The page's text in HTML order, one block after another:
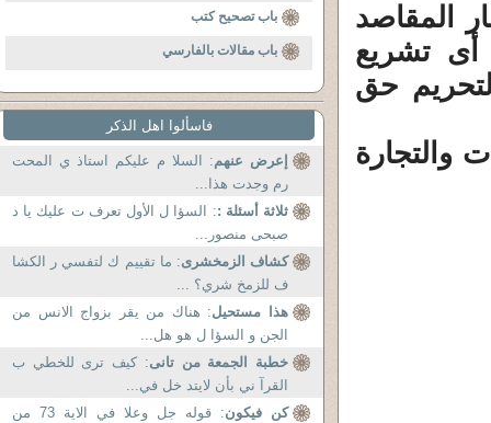
المقاصد
أى تشريع
حق
والتجارة
باب تصحيح كتب
باب مقالات بالفارسي
فاسألوا اهل الذكر
إعرض عنهم: السلا م عليكم استاذ ي المحت
رم وجدت هذا...
ثلاثة أسئلة :: السؤا ل الأول تعرف ت عليك يا د
صبحى منصور...
كشاف الزمخشرى: ما تقييم ك لتفسي ر الكشا
ف للزمخ شري؟ ...
هذا مستحيل: هناك من يقر بزواج الانس من
الجن و السؤا ل هو هل...
خطبة الجمعة من تانى: كيف ترى للخطي ب
القرآ ني بأن لايتد خل في...
كن فيكون
: قوله جل وعلا في الاية 73 من